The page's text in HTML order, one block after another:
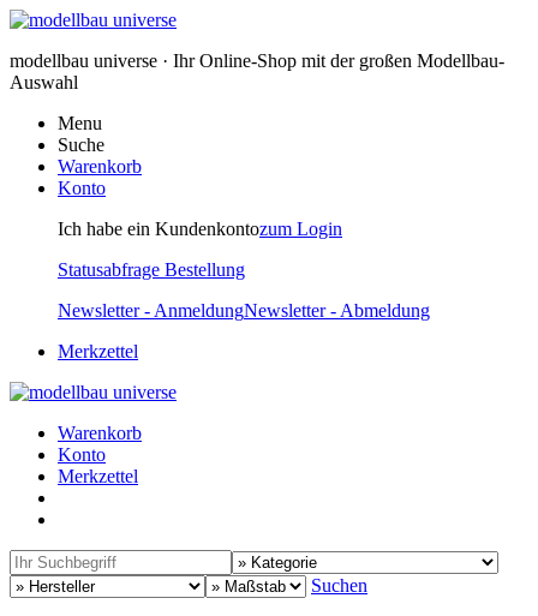
modellbau universe · Ihr Online-Shop mit der großen Modellbau-
Auswahl
Menu
Suche
Warenkorb
Konto
Ich habe ein Kundenkontozum Login
Statusabfrage Bestellung
Newsletter - AnmeldungNewsletter - Abmeldung
Merkzettel
Warenkorb
Konto
Merkzettel
Suchen